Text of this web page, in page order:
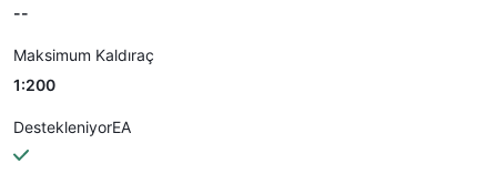
--
Maksimum Kaldıraç
1:200
DestekleniyorEA